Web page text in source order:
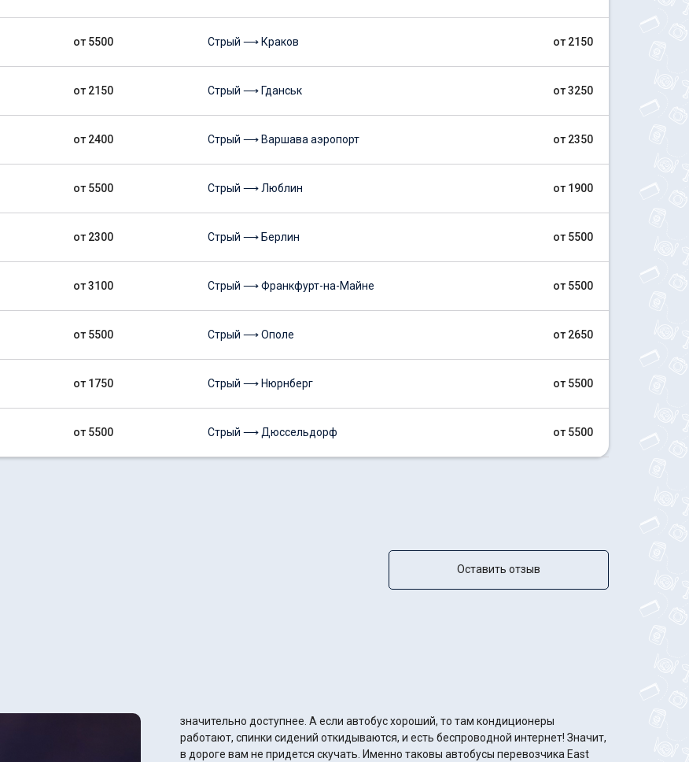
от 5500
от 2150
от 2400
от 5500
от 2300
от 3100
от 5500
от 1750
от 5500
Стрый ⟶ Краков от 2150
Стрый ⟶ Гданськ от 3250
Стрый ⟶ Варшава аэропорт от 2350
Стрый ⟶ Люблин от 1900
Стрый ⟶ Берлин от 5500
Стрый ⟶ Франкфурт-на-Майне от 5500
Стрый ⟶ Ополе от 2650
Стрый ⟶ Нюрнберг от 5500
Стрый ⟶ Дюссельдорф от 5500
Оставить отзыв
значительно доступнее. А если автобус хороший, то там кондиционеры
работают, спинки сидений откидываются, и есть беспроводной интернет! Значит,
в дороге вам не придется скучать. Именно таковы автобусы перевозчика East